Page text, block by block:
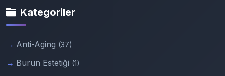
Kategoriler
Anti-Aging (37)
Burun Estetiği (1)